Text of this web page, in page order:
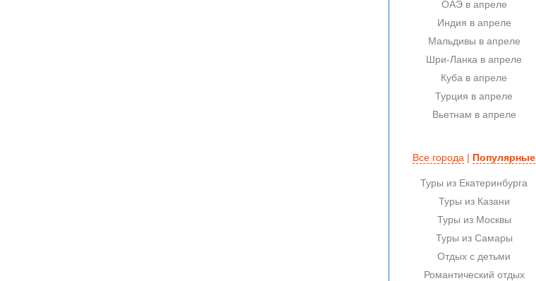
ОАЭ в апреле
Индия в апреле
Мальдивы в апреле
Шри-Ланка в апреле
Куба в апреле
Турция в апреле
Вьетнам в апреле
Все города | Популярные
Туры из Екатеринбурга
Туры из Казани
Туры из Москвы
Туры из Самары
Отдых с детьми
Романтический отдых